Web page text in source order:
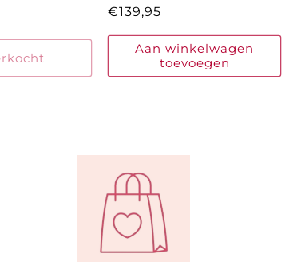
Normale
prijs
€139,95
Aan winkelwagen
toevoegen